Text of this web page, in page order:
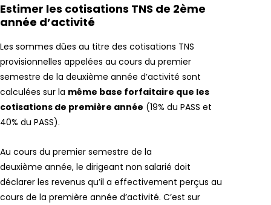
Estimer les cotisations TNS de 2ème
année d’activité
Les sommes dûes au titre des cotisations TNS
provisionnelles appelées au cours du premier
semestre de la deuxième année d’activité sont
calculées sur la même base forfaitaire que les
cotisations de première année (19% du PASS et
40% du PASS).
Au cours du premier semestre de la
deuxième année, le dirigeant non salarié doit
déclarer les revenus qu’il a effectivement perçus au
cours de la première année d’activité. C’est sur